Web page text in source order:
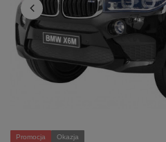
Promocja Okazja